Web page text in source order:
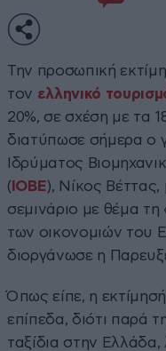
Την προσωπική
τον ελληνικό
20%, σε σχέση με τα
διατύπωσε σήμερα ο
Ιδρύματος
( ΙΟΒΕ), Νίκος Βέττας,
σεμινάριο με θέμα
των οικονομιών του
διοργάνωσε η
Όπως είπε, η
επίπεδα, διότι παρά
ταξίδια στην